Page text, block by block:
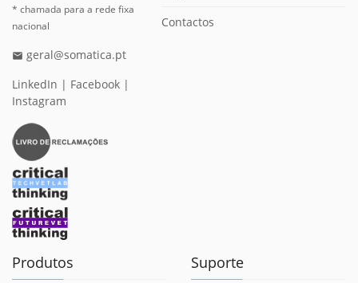
* chamada para a rede fixa
nacional
email geral@somatica.pt
LinkedIn | Facebook |
Instagram
Contactos
Produtos Suporte